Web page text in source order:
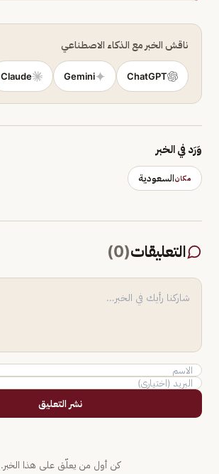
ناقش الخبر مع الذكاء الاصطناعي
ChatGPT
Gemini
Claude
وَرَد في الخبر
مكانالسعودية
التعليقات(
0
)
نشر التعليق
كن أول من يعلّق على هذا الخبر.